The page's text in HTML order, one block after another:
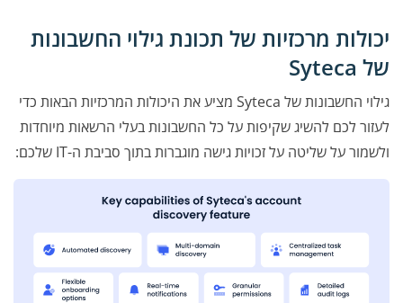
יכולות מרכזיות של תכונת גילוי החשבונות
של Syteca
גילוי החשבונות של Syteca מציע את היכולות המרכזיות הבאות כדי
לעזור לכם להשיג שקיפות על כל החשבונות בעלי הרשאות מיוחדות
ולשמור על שליטה על זכויות גישה מוגברות בתוך סביבת ה-IT שלכם: